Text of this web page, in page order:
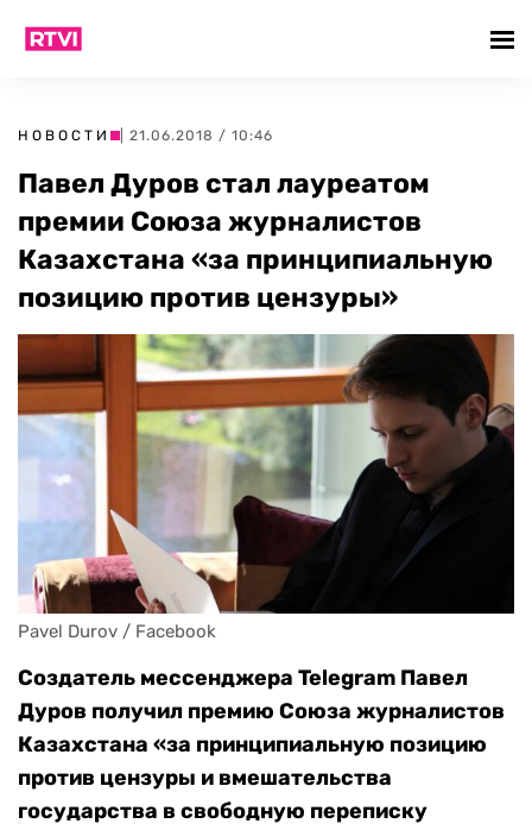
НОВОСТИ | 21.06.2018 / 10:46
Павел Дуров стал лауреатом
премии Союза журналистов
Казахстана «за принципиальную
позицию против цензуры»
Pavel Durov / Facebook
Создатель мессенджера Telegram Павел
Дуров получил премию Союза журналистов
Казахстана «за принципиальную позицию
против цензуры и вмешательства
государства в свободную переписку